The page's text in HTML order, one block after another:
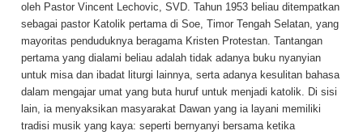
oleh Pastor Vincent Lechovic, SVD. Tahun 1953 beliau ditempatkan
sebagai pastor Katolik pertama di Soe, Timor Tengah Selatan, yang
mayoritas penduduknya beragama Kristen Protestan. Tantangan
pertama yang dialami beliau adalah tidak adanya buku nyanyian
untuk misa dan ibadat liturgi lainnya, serta adanya kesulitan bahasa
dalam mengajar umat yang buta huruf untuk menjadi katolik. Di sisi
lain, ia menyaksikan masyarakat Dawan yang ia layani memiliki
tradisi musik yang kaya: seperti bernyanyi bersama ketika